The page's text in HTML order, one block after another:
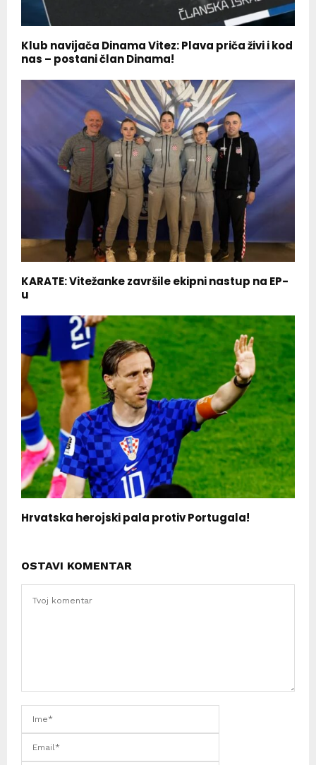
Klub navijača Dinama Vitez: Plava priča živi i kod
nas – postani član Dinama!
KARATE: Vitežanke završile ekipni nastup na EP-
u
Hrvatska herojski pala protiv Portugala!
OSTAVI KOMENTAR